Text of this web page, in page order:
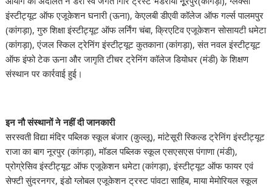
इंस्टीट्यूट ऑफ एजूकेशन घनारी (ऊना), केएलबी डीएवी कॉलेज ऑफ गर्ल्स पालमपुर
(कांगड़ा), गुरु शिक्षा इंस्टीट्यूट ऑफ लर्निंग चंबा, क्रिएटिव एजूकेशन सोसायटी धमेटा
(कांगड़ा), एंजल स्किल ट्रेनिंग इंस्टीट्यूट कुतकाना (कांगड़ा), संत नवल इंस्टीट्यूट
ऑफ इंफो टेक ऊना और जागृति टीचर ट्रेनिंग कॉलेज डियोधर (मंडी) के शिक्षण
संस्थान पर कार्रवाई हुई।
इन नौ संस्थानों ने नहीं दी जानकारी
सरस्वती विद्या मंदिर पब्लिक स्कूल बंजार (कुल्लू), मांटेसूरी स्किल्ड ट्रेनिंग इंस्टीट्यूट
राजा का बाग नूरपुर (कांगड़ा), मॉडल पब्लिक स्कूल एसएसएस पंगाणा (मंडी),
प्रोग्रेसिव इंस्टीट्यूट ऑफ एजूकेशन धमेटा (कांगड़ा), इंस्टीट्यूट ऑफ फायर एवं
सेफ्टी सुंदरनगर, इंडो ग्लोबल एजूकेशन ट्रस्ट पांवटा साहिब, माया मेमोरियल स्कूल